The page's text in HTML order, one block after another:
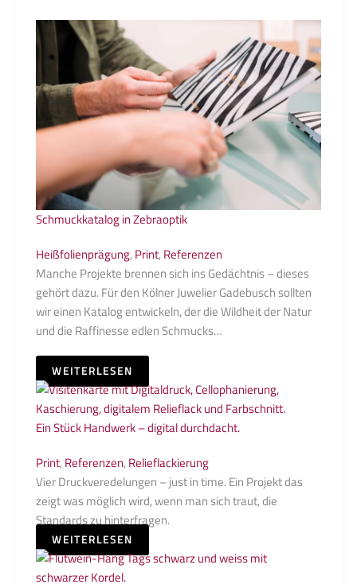
Schmuckkatalog in Zebraoptik
Heißfolienprägung,Print,Referenzen
Manche Projekte brennen sich ins Gedächtnis – dieses
gehört dazu. Für den Kölner Juwelier Gadebusch sollten
wir einen Katalog entwickeln, der die Wildheit der Natur
und die Raffinesse edlen Schmucks…
WEITERLESEN
Ein Stück Handwerk – digital durchdacht.
Print,Referenzen,Relieflackierung
Vier Druckveredelungen – just in time. Ein Projekt das
zeigt was möglich wird, wenn man sich traut, die
Standards zu hinterfragen.
WEITERLESEN